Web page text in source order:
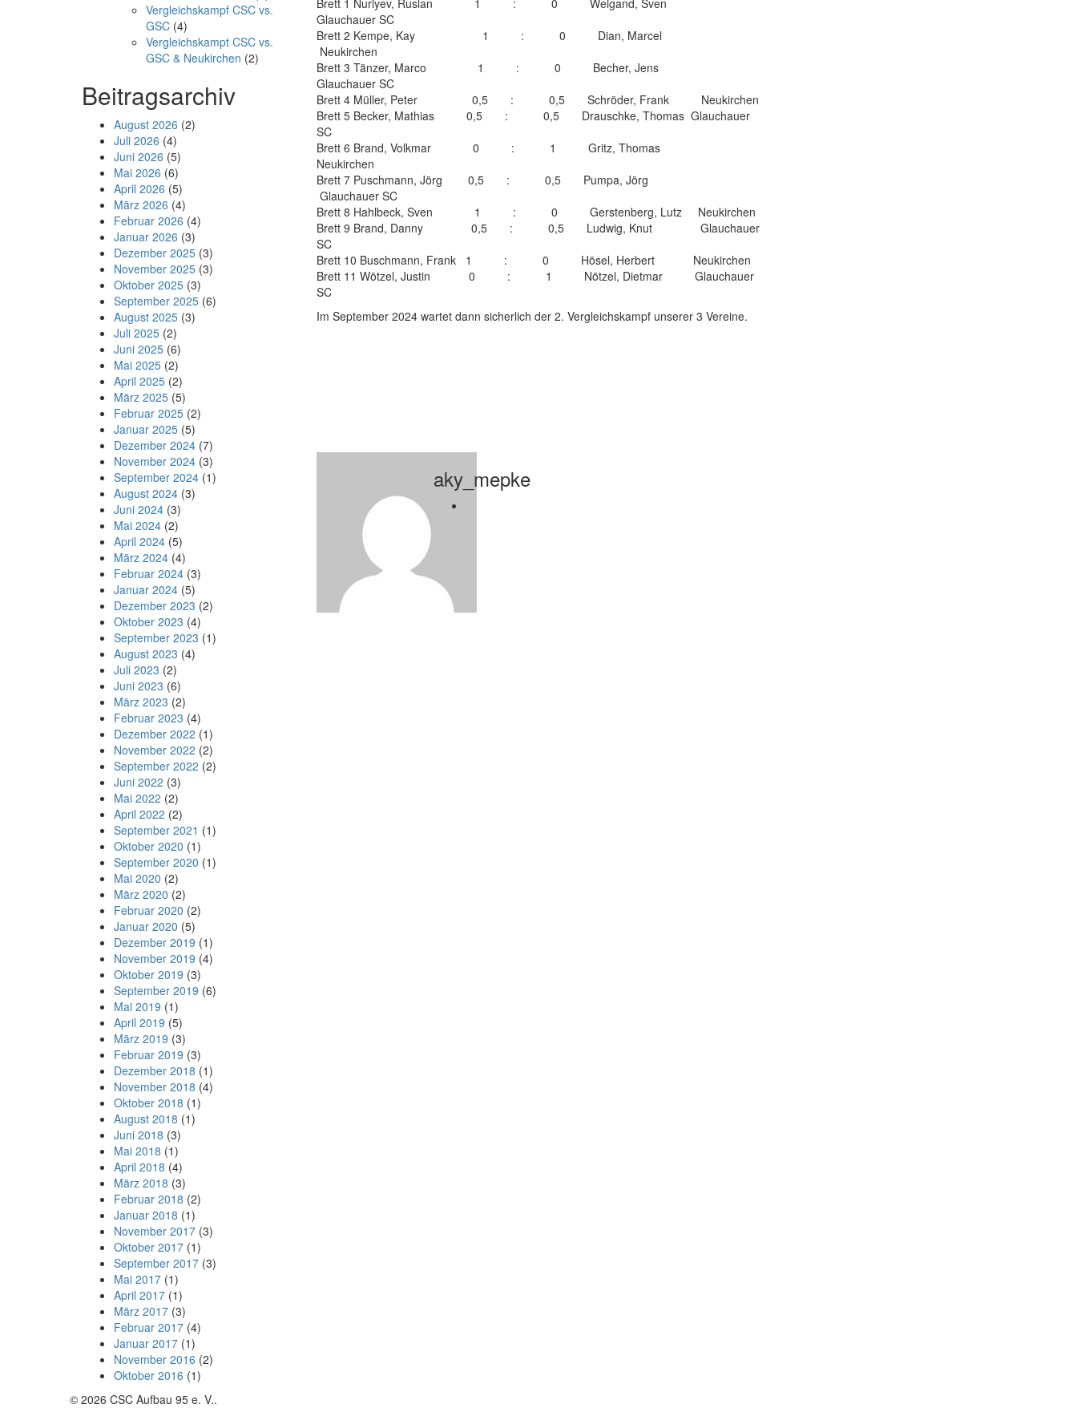
Brett 1 Nuriyev, Ruslan 1 : 0 Weigand, Sven
Glauchauer SC
Brett 2 Kempe, Kay 1 : 0 Dian, Marcel
Neukirchen
Brett 3 Tänzer, Marco 1 : 0 Becher, Jens
Glauchauer SC
Brett 4 Müller, Peter 0,5 : 0,5 Schröder, Frank Neukirchen
Brett 5 Becker, Mathias 0,5 : 0,5 Drauschke, Thomas Glauchauer
SC
Brett 6 Brand, Volkmar 0 : 1 Gritz, Thomas
Neukirchen
Brett 7 Puschmann, Jörg 0,5 : 0,5 Pumpa, Jörg
Glauchauer SC
Brett 8 Hahlbeck, Sven 1 : 0 Gerstenberg, Lutz Neukirchen
Brett 9 Brand, Danny 0,5 : 0,5 Ludwig, Knut Glauchauer
SC
Brett 10 Buschmann, Frank 1 : 0 Hösel, Herbert Neukirchen
Brett 11 Wötzel, Justin 0 : 1 Nötzel, Dietmar Glauchauer
SC
Im September 2024 wartet dann sicherlich der 2. Vergleichskampf unserer 3 Vereine.
aky_mepke
Vergleichskampf CSC vs.
GSC (4)
Vergleichskampt CSC vs.
GSC & Neukirchen (2)
Beitragsarchiv
August 2026 (2)
Juli 2026 (4)
Juni 2026 (5)
Mai 2026 (6)
April 2026 (5)
März 2026 (4)
Februar 2026 (4)
Januar 2026 (3)
Dezember 2025 (3)
November 2025 (3)
Oktober 2025 (3)
September 2025 (6)
August 2025 (3)
Juli 2025 (2)
Juni 2025 (6)
Mai 2025 (2)
April 2025 (2)
März 2025 (5)
Februar 2025 (2)
Januar 2025 (5)
Dezember 2024 (7)
November 2024 (3)
September 2024 (1)
August 2024 (3)
Juni 2024 (3)
Mai 2024 (2)
April 2024 (5)
März 2024 (4)
Februar 2024 (3)
Januar 2024 (5)
Dezember 2023 (2)
Oktober 2023 (4)
September 2023 (1)
August 2023 (4)
Juli 2023 (2)
Juni 2023 (6)
März 2023 (2)
Februar 2023 (4)
Dezember 2022 (1)
November 2022 (2)
September 2022 (2)
Juni 2022 (3)
Mai 2022 (2)
April 2022 (2)
September 2021 (1)
Oktober 2020 (1)
September 2020 (1)
Mai 2020 (2)
März 2020 (2)
Februar 2020 (2)
Januar 2020 (5)
Dezember 2019 (1)
November 2019 (4)
Oktober 2019 (3)
September 2019 (6)
Mai 2019 (1)
April 2019 (5)
März 2019 (3)
Februar 2019 (3)
Dezember 2018 (1)
November 2018 (4)
Oktober 2018 (1)
August 2018 (1)
Juni 2018 (3)
Mai 2018 (1)
April 2018 (4)
März 2018 (3)
Februar 2018 (2)
Januar 2018 (1)
November 2017 (3)
Oktober 2017 (1)
September 2017 (3)
Mai 2017 (1)
April 2017 (1)
März 2017 (3)
Februar 2017 (4)
Januar 2017 (1)
November 2016 (2)
Oktober 2016 (1)
© 2026 CSC Aufbau 95 e. V..